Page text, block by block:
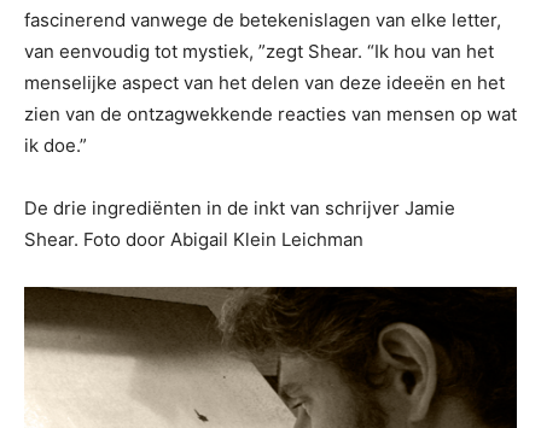
fascinerend vanwege de betekenislagen van elke letter,
van eenvoudig tot mystiek, ”zegt Shear. “Ik hou van het
menselijke aspect van het delen van deze ideeën en het
zien van de ontzagwekkende reacties van mensen op wat
ik doe.”
De drie ingrediënten in de inkt van schrijver Jamie
Shear. Foto door Abigail Klein Leichman